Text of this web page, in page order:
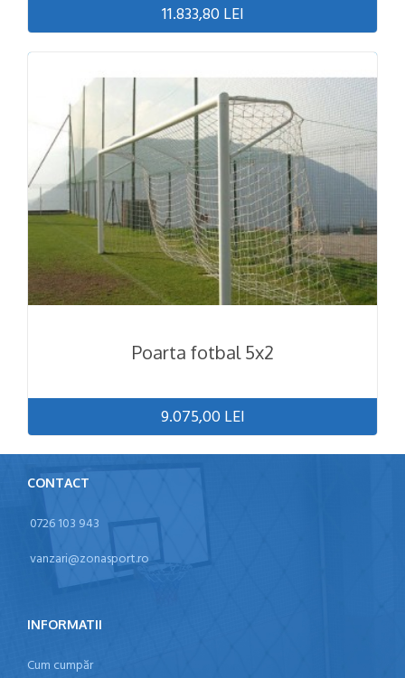
11.833,80 LEI
Poarta fotbal 5x2
9.075,00 LEI
CONTACT
0726 103 943
vanzari@zonasport.ro
INFORMATII
Cum cumpăr